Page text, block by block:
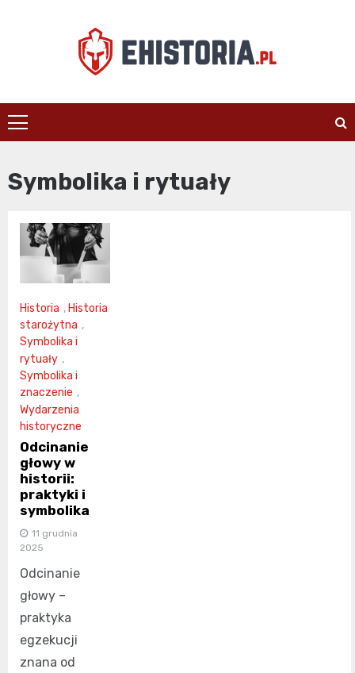
ehistoria.pl
Symbolika i rytuały
Historia , Historia
starożytna ,
Symbolika i
rytuały ,
Symbolika i
znaczenie ,
Wydarzenia
historyczne
Odcinanie
głowy w
historii:
praktyki i
symbolika
11 grudnia
2025
Odcinanie
głowy –
praktyka
egzekucji
znana od